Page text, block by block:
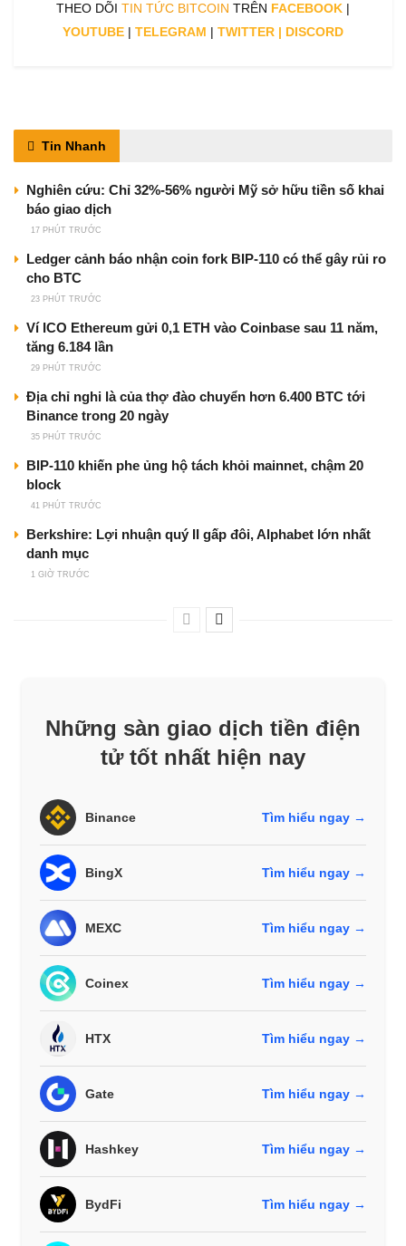
THEO DÕI TIN TỨC BITCOIN TRÊN FACEBOOK |
YOUTUBE | TELEGRAM | TWITTER | DISCORD
Tin Nhanh
Nghiên cứu: Chỉ 32%-56% người Mỹ sở hữu tiền số khai
báo giao dịch
17 PHÚT TRƯỚC
Ledger cảnh báo nhận coin fork BIP-110 có thể gây rủi ro
cho BTC
23 PHÚT TRƯỚC
Ví ICO Ethereum gửi 0,1 ETH vào Coinbase sau 11 năm,
tăng 6.184 lần
29 PHÚT TRƯỚC
Địa chỉ nghi là của thợ đào chuyển hơn 6.400 BTC tới
Binance trong 20 ngày
35 PHÚT TRƯỚC
BIP-110 khiến phe ủng hộ tách khỏi mainnet, chậm 20
block
41 PHÚT TRƯỚC
Berkshire: Lợi nhuận quý II gấp đôi, Alphabet lớn nhất
danh mục
1 GIỜ TRƯỚC
Những sàn giao dịch tiền điện
tử tốt nhất hiện nay
Binance Tìm hiểu ngay →
BingX Tìm hiểu ngay →
MEXC Tìm hiểu ngay →
Coinex Tìm hiểu ngay →
HTX Tìm hiểu ngay →
Gate Tìm hiểu ngay →
Hashkey Tìm hiểu ngay →
BydFi Tìm hiểu ngay →